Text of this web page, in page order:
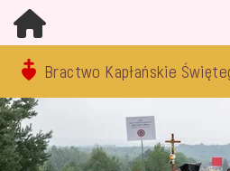
Bractwo Kapłańskie